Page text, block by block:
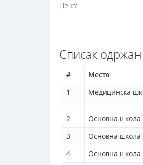
Цена:
Списак
# Место
1
Медицинска
2 Основна
3
Основна школа
4
Основна школа